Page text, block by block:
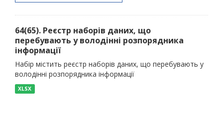
64(65). Реєстр наборів даних, що
перебувають у володінні розпорядника
інформації
Набір містить реєстр наборів даних, що перебувають у
володінні розпорядника інформації
XLSX